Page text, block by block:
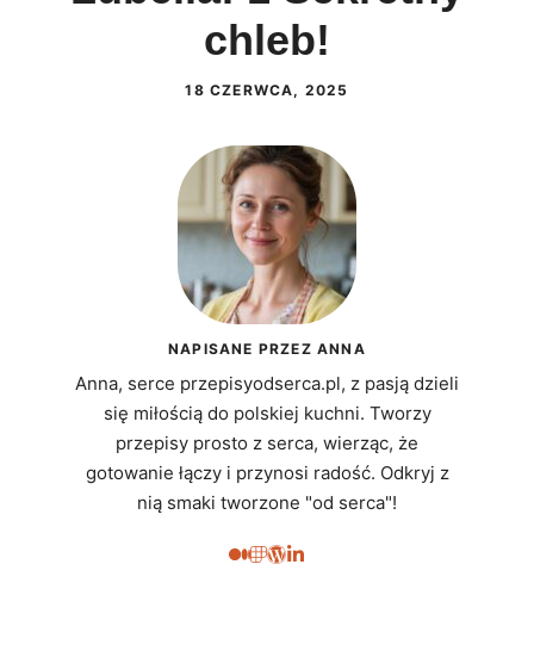
chleb!
18 CZERWCA, 2025
NAPISANE PRZEZ ANNA
Anna, serce przepisyodserca.pl, z pasją dzieli
się miłością do polskiej kuchni. Tworzy
przepisy prosto z serca, wierząc, że
gotowanie łączy i przynosi radość. Odkryj z
nią smaki tworzone "od serca"!